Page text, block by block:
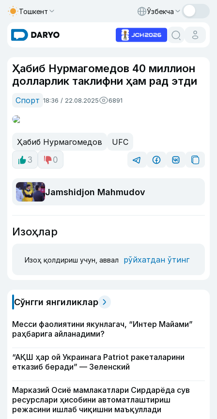
Тошкент Ўзбекча
Ҳабиб Нурмагомедов 40 миллион
долларлик таклифни ҳам рад этди
Спорт 18:36 / 22.08.2025 6891
Ҳабиб Нурмагомедов
UFC
3
0
Jamshidjon Mahmudov
Изоҳлар
Изоҳ қолдириш учун, аввал рўйхатдан ўтинг
Сўнгги янгиликлар
Месси фаолиятини якунлагач, “Интер Майами”
раҳбарига айланадими?
“АҚШ ҳар ой Украинага Patriot ракеталарини
етказиб беради” — Зеленский
Марказий Осиё мамлакатлари Сирдарёда сув
ресурслари ҳисобини автоматлаштириш
режасини ишлаб чиқишни маъқуллади